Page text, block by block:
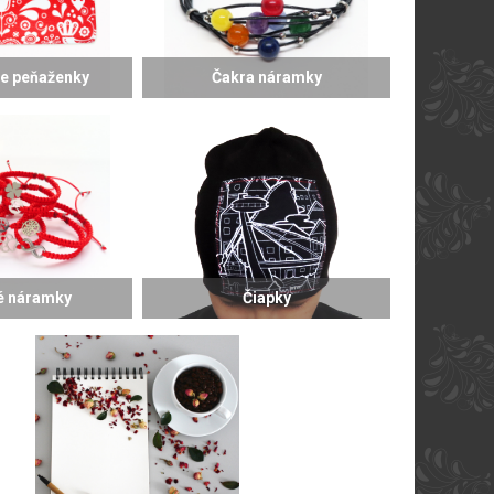
peňaženky Čakra náramky
náramky Čiapky